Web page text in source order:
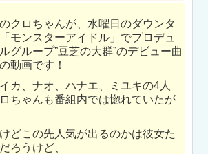
クロちゃんが、水曜日のダウンタ
モンスターアイドル」でプロデュ
グループ”豆芝の大群”のデビュー曲
動画です！
カ、ナオ、ハナエ、ミユキの4人
ちゃんも番組内では惚れていたが
どこの先人気が出るのかは彼女た
ろうけど、